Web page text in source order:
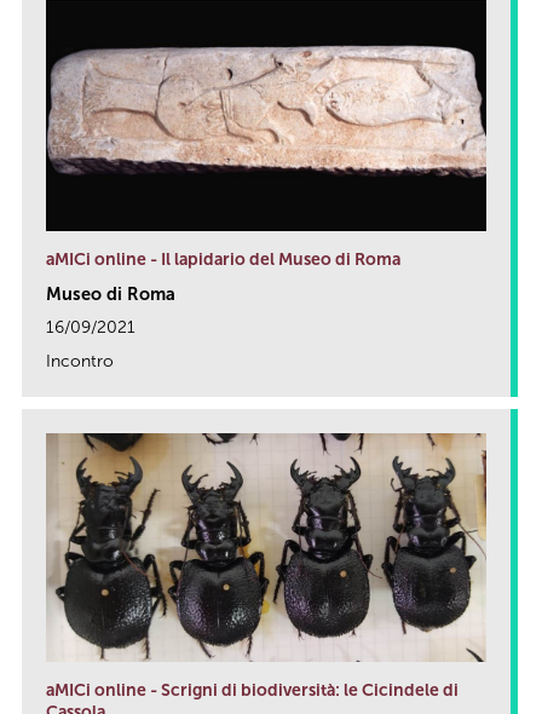
aMICi online - Il lapidario del Museo di Roma
Museo di Roma
16/09/2021
Incontro
aMICi online - Scrigni di biodiversità: le Cicindele di